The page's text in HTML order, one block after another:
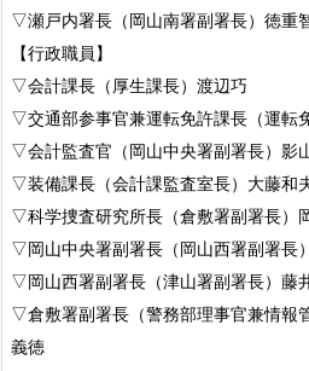
▽瀬戸内署長（岡山南署副署長）徳重
【行政職員】
▽会計課長（厚生課長）渡辺巧
▽交通部参事官兼運転免許課長（運転
▽会計監査官（岡山中央署副署長）影
▽装備課長（会計課監査室長）大藤和
▽科学捜査研究所長（倉敷署副署長）
▽岡山中央署副署長（岡山西署副署長
▽岡山西署副署長（津山署副署長）藤
▽倉敷署副署長（警務部理事官兼情報
義徳